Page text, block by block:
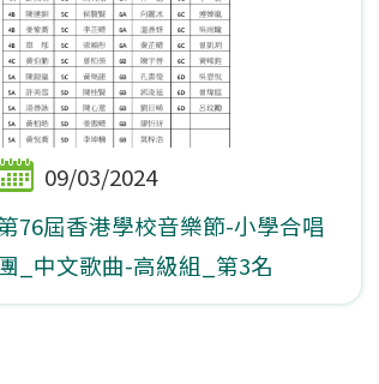
09/03/2024
76屆香港學校音樂節-小學合唱
_中文歌曲-高級組_第3名